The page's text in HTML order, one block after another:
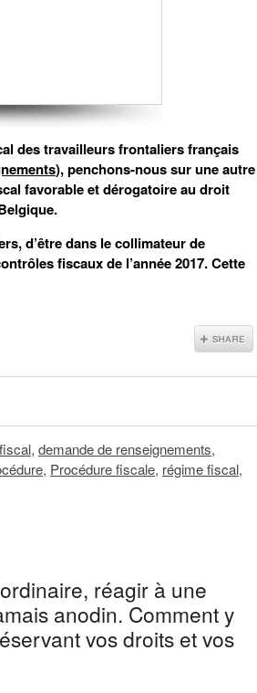
des travailleurs frontaliers français
), penchons-nous sur une autre
favorable et dérogatoire au droit
d’être dans le collimateur de
fiscaux de l’année 2017. Cette
, demande de renseignements,
, Procédure fiscale, régime fiscal,
réagir à une
anodin. Comment y
vos droits et vos